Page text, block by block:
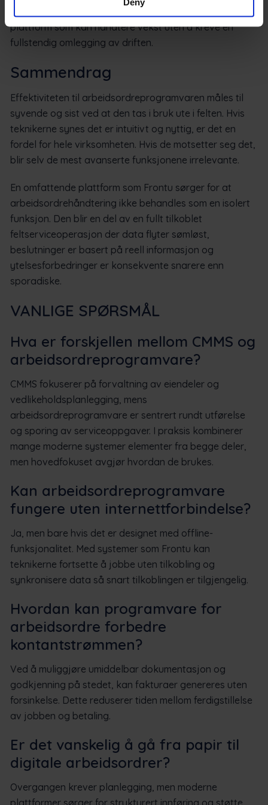
hvis det mangler struktur. Det er avgjørende å velge en
plattform som kan håndtere vekst uten å kreve en
fullstendig omlegging av driften.
Sammendrag
Effektiviteten til arbeidsordreprogramvaren måles til
syvende og sist ved at den tas i bruk ute i felten. Hvis
teknikerne synes det er intuitivt og nyttig, er det en
fordel for hele virksomheten. Hvis de motsetter seg det,
blir selv de mest avanserte funksjonene irrelevante.
En omfattende plattform som Frontu sørger for at
arbeidsordrehåndtering ikke behandles som en isolert
funksjon. Den blir en del av en fullt tilkoblet
feltserviceoperasjon der data flyter sømløst,
beslutninger er basert på reell informasjon og
ytelsesforbedringer er konsekvente snarere enn
sporadiske.
VANLIGE SPØRSMÅL
Hva er forskjellen mellom CMMS og
arbeidsordreprogramvare?
CMMS fokuserer på forvaltning av eiendeler og
vedlikeholdsplanlegging, mens
arbeidsordreprogramvare er sentrert rundt utførelse
og sporing av serviceoppgaver. I praksis kombinerer
mange moderne systemer elementer fra begge deler,
men hovedfokuset avgjør hvordan de brukes.
Kan arbeidsordreprogramvare
fungere uten internettforbindelse?
Ja, men bare hvis det er designet med offline-
funksjonalitet. Med systemer som Frontu kan
teknikerne fortsette å jobbe uten tilkobling og
synkronisere data så snart tilkoblingen er tilgjengelig.
Hvordan kan programvare for
arbeidsordre forbedre
kontantstrømmen?
Ved å muliggjøre umiddelbar dokumentasjon og
godkjenning på stedet, kan fakturaer genereres uten
forsinkelse. Dette reduserer tiden mellom ferdigstillelse
av jobben og betaling.
Er det vanskelig å gå fra papir til
digitale arbeidsordrer?
Overgangen krever planlegging, men moderne
plattformer sørger for strukturert innføring og støtte.